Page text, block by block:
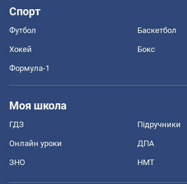
Спорт
Футбол Баскетбол
Хокей Бокс
Формула-1
Моя школа
ГДЗ Підручники
Онлайн уроки ДПА
ЗНО НМТ